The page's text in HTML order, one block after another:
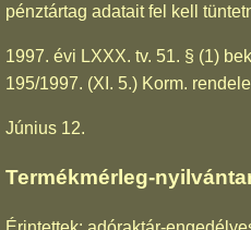
pénztártag adatait fel kell
1997. évi LXXX. tv. 51. § (1)
195/1997. (XI. 5.) Korm.
Június 12.
Termékmérleg-